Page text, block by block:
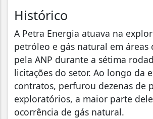
Histórico
A Petra Energia atuava na
petróleo e gás natural em áreas
pela ANP durante a sétima
licitações do setor. Ao longo da
contratos, perfurou dezenas de
exploratórios, a maior parte
ocorrência de gás natural.